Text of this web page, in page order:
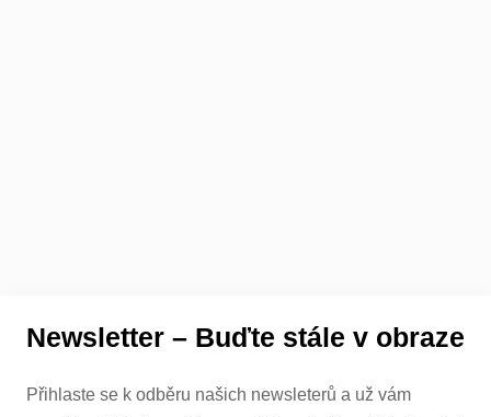
Newsletter – Buďte stále v obraze
Přihlaste se k odběru našich newsleterů a už vám